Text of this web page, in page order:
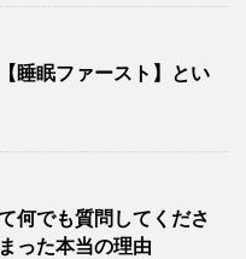
睡眠ファースト】とい
何でも質問してくださ
った本当の理由